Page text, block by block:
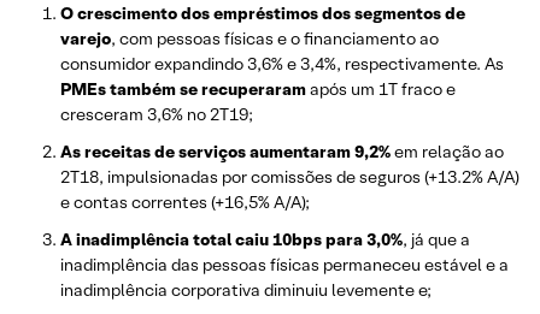
O crescimento dos empréstimos dos segmentos de
varejo, com pessoas físicas e o financiamento ao
consumidor expandindo 3,6% e 3,4%, respectivamente. As
PMEs também se recuperaramapós um 1T fraco e
cresceram 3,6% no 2T19;
As receitas de serviços aumentaram 9,2%em relação ao
2T18, impulsionadas por comissões de seguros (+13.2% A/A)
e contas correntes (+16,5% A/A);
A inadimplência total caiu 10bps para 3,0%, já que a
inadimplência das pessoas físicas permaneceu estável e a
inadimplência corporativa diminuiu levemente e;